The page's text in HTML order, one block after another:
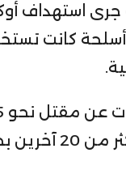
جرى استهداف
كانت
بالغة.